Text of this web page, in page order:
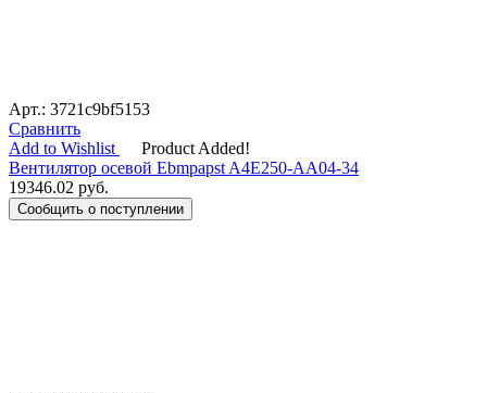
Арт.: 3721c9bf5153
Сравнить
Add to Wishlist
Product Added!
Вентилятор осевой Ebmpapst A4E250-AA04-34
19346.02 руб.
Сообщить о поступлении